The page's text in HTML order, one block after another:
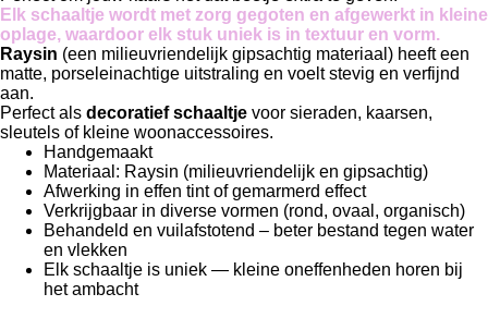
Elk schaaltje wordt met zorg gegoten en afgewerkt in kleine
oplage, waardoor elk stuk uniek is in textuur en vorm.
Raysin (een milieuvriendelijk gipsachtig materiaal) heeft een
matte, porseleinachtige uitstraling en voelt stevig en verfijnd
aan.
Perfect als decoratief schaaltje voor sieraden, kaarsen,
sleutels of kleine woonaccessoires.
Handgemaakt
Materiaal: Raysin (milieuvriendelijk en gipsachtig)
Afwerking in effen tint of gemarmerd effect
Verkrijgbaar in diverse vormen (rond, ovaal, organisch)
Behandeld en vuilafstotend – beter bestand tegen water
en vlekken
Elk schaaltje is uniek — kleine oneffenheden horen bij
het ambacht